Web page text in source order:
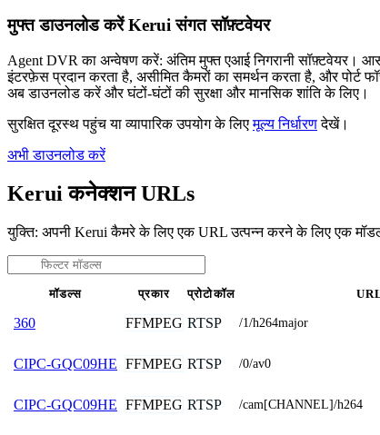
मुफ्त डाउनलोड करें Kerui संगत सॉफ़्टवेयर
Agent DVR का अन्वेषण करें: अंतिम मुफ्त एआई निगरानी सॉफ़्टवेयर।
इंटरफ़ेस प्रदान करता है, असीमित कैमरों का समर्थन करता है, और पोर्ट
अब डाउनलोड करें और घंटों-घंटों की सुरक्षा और मानसिक शांति के लिए।
सुरक्षित दूरस्थ पहुंच या व्यापारिक उपयोग के लिएमूल्य निर्धारणदेखें।
अभी डाउनलोड करें
Kerui कनेक्शन URLs
युक्ति: अपनी Kerui कैमरे के लिए एक URL उत्पन्न करने के लिए एक
मॉडल्स प्रकार प्रोटोकॉल
360 FFMPEG RTSP /1/h264major
CIPC-GQC09HE FFMPEG RTSP /0/av0
CIPC-GQC09HE FFMPEG RTSP /cam[CHANNEL]/h264